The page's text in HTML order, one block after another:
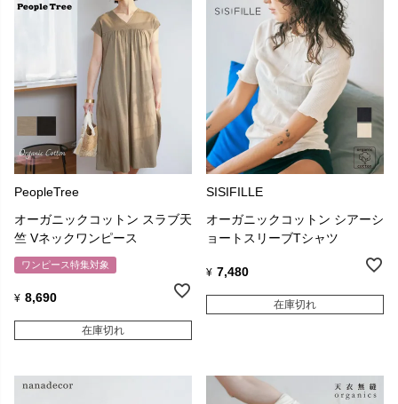
PeopleTree
オーガニックコットン スラブ天
竺 Vネックワンピース
ワンピース特集対象
¥ 8,690
在庫切れ
SISIFILLE
オーガニックコットン シアーシ
ョートスリーブTシャツ
¥ 7,480
在庫切れ